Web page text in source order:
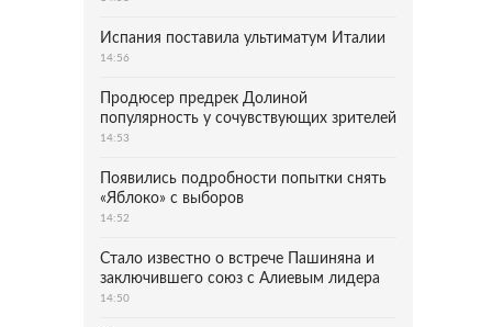
Испания поставила ультиматум Италии
14:56
Продюсер предрек Долиной
популярность у сочувствующих зрителей
14:53
Появились подробности попытки снять
«Яблоко» с выборов
14:52
Стало известно о встрече Пашиняна и
заключившего союз с Алиевым лидера
14:50